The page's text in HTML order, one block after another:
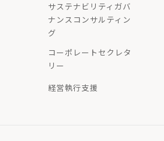
サステナビリティガバ
ナンスコンサルティン
グ
コーポレートセクレタ
リー
経営執行支援